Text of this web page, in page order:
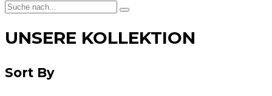
UNSERE KOLLEKTION
Sort By